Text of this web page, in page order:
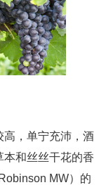
高，单宁充沛，酒
和丝丝干花的香
MW）的